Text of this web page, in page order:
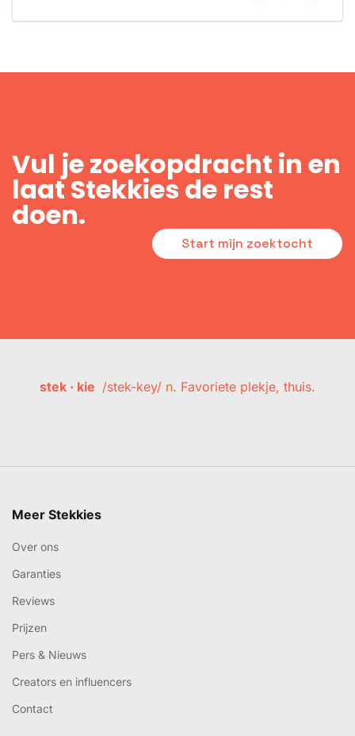
Vul je zoekopdracht in en
laat Stekkies de rest
doen.
Start mijn zoektocht
stek · kie /stek-key/ n. Favoriete plekje, thuis.
Meer Stekkies
Over ons
Garanties
Reviews
Prijzen
Pers & Nieuws
Creators en influencers
Contact